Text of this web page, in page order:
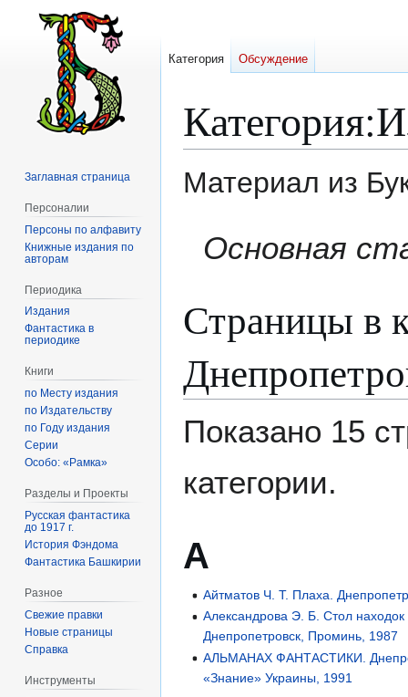
Категория:
Материал из
Основная
Страницы в
Показано 15
категории.
А
Айтматов Ч. Т. Плаха.
Александрова Э. Б. Стол
Днепропетровск, Проминь, 1987
АЛЬМАНАХ ФАНТАСТИКИ.
«Знание» Украины, 1991
Категория Обсуждение
Заглавная страница
Персоналии
Персоны по алфавиту
Книжные издания по
авторам
Периодика
Издания
Фантастика в
периодике
Книги
по Месту издания
по Издательству
по Году издания
Серии
Особо: «Рамка»
Разделы и Проекты
Русская фантастика
до 1917 г.
История Фэндома
Фантастика Башкирии
Разное
Свежие правки
Новые страницы
Справка
Инструменты